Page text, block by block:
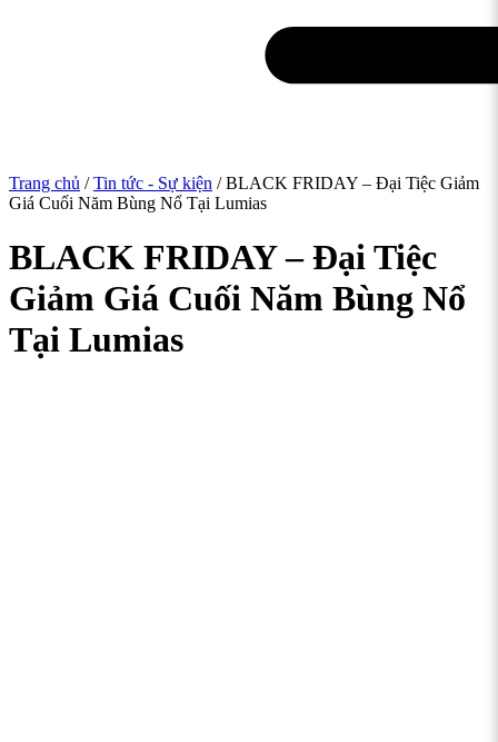
Trang chủ /Tin tức - Sự kiện / BLACK FRIDAY – Đại Tiệc Giảm
Giá Cuối Năm Bùng Nổ Tại Lumias
BLACK FRIDAY – Đại Tiệc
Giảm Giá Cuối Năm Bùng Nổ
Tại Lumias